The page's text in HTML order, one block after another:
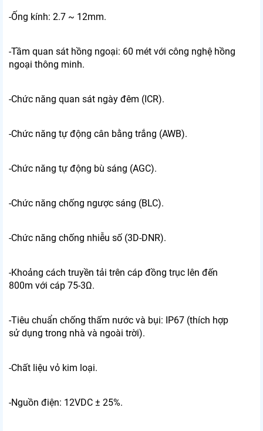
-Ống kính: 2.7 ~ 12mm.
-Tầm quan sát hồng ngoại: 60 mét với công nghệ hồng
ngoại thông minh.
-Chức năng quan sát ngày đêm (ICR).
-Chức năng tự động cân bằng trắng (AWB).
-Chức năng tự động bù sáng (AGC).
-Chức năng chống ngược sáng (BLC).
-Chức năng chống nhiễu số (3D-DNR).
-Khoảng cách truyền tải trên cáp đồng trục lên đến
800m với cáp 75-3Ω.
-Tiêu chuẩn chống thấm nước và bụi: IP67 (thích hợp
sử dụng trong nhà và ngoài trời).
-Chất liệu vỏ kim loại.
-Nguồn điện: 12VDC ± 25%.